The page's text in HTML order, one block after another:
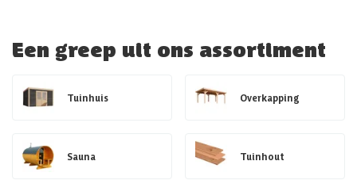
Een greep uit ons assortiment
Tuinhuis Overkapping
Sauna Tuinhout